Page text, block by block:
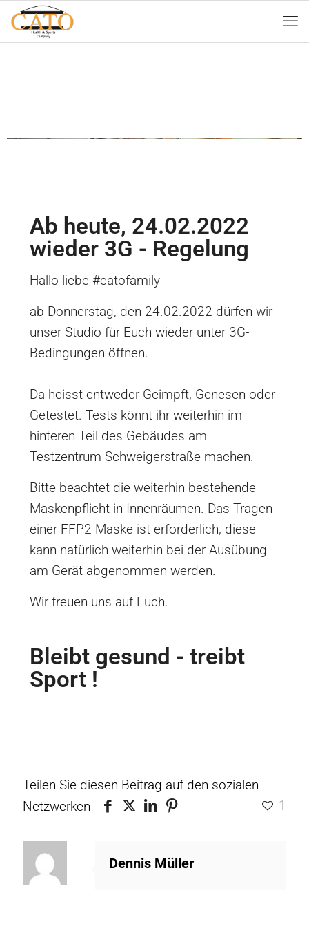
Ab heute, 24.02.2022
wieder 3G - Regelung
Hallo liebe #catofamily
ab Donnerstag, den 24.02.2022 dürfen wir
unser Studio für Euch wieder unter 3G-
Bedingungen öffnen.
Da heisst entweder Geimpft, Genesen oder
Getestet. Tests könnt ihr weiterhin im
hinteren Teil des Gebäudes am
Testzentrum Schweigerstraße machen.
Bitte beachtet die weiterhin bestehende
Maskenpflicht in Innenräumen. Das Tragen
einer FFP2 Maske ist erforderlich, diese
kann natürlich weiterhin bei der Ausübung
am Gerät abgenommen werden.
Wir freuen uns auf Euch.
Bleibt gesund - treibt
Sport !
Teilen Sie diesen Beitrag auf den sozialen
Netzwerken
1
Dennis Müller